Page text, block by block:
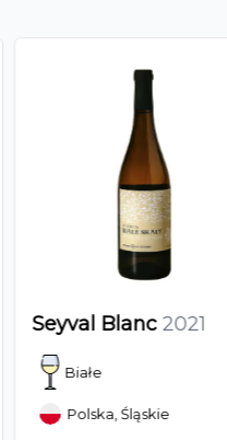
Seyval Blanc 2021
Białe
Polska Śląskie